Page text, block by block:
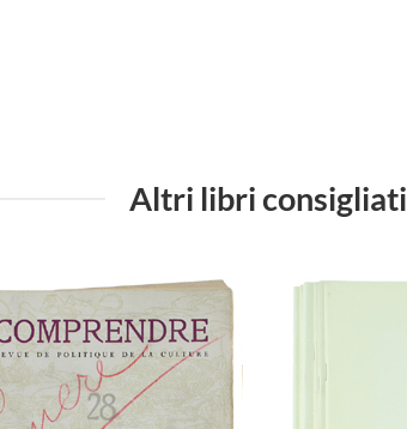
Altri libri consigliati